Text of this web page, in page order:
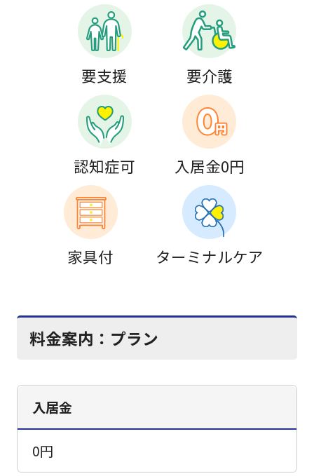
要支援 要介護
認知症可 入居金0円
家具付 ターミナルケア
料金案内： プラン
入居金
0円